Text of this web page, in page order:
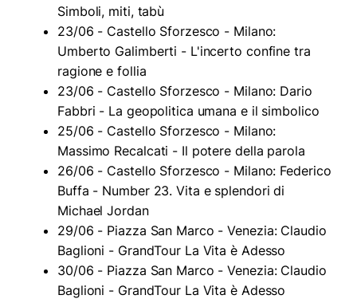
Simboli, miti, tabù
23/06 - Castello Sforzesco - Milano:
Umberto Galimberti - L'incerto confine tra
ragione e follia
23/06 - Castello Sforzesco - Milano: Dario
Fabbri - La geopolitica umana e il simbolico
25/06 - Castello Sforzesco - Milano:
Massimo Recalcati - Il potere della parola
26/06 - Castello Sforzesco - Milano: Federico
Buffa - Number 23. Vita e splendori di
Michael Jordan
29/06 - Piazza San Marco - Venezia: Claudio
Baglioni - GrandTour La Vita è Adesso
30/06 - Piazza San Marco - Venezia: Claudio
Baglioni - GrandTour La Vita è Adesso